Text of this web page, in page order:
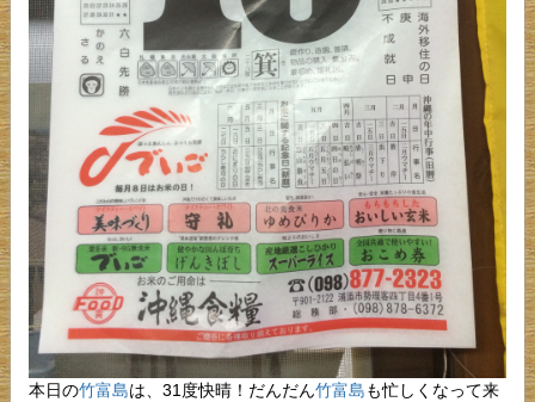
本日の竹富島は、31度快晴！だんだん竹富島も忙しくなって来